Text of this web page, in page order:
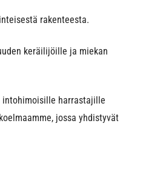
rakenteesta.
keräilijöille ja miekan
harrastajille
jossa yhdistyvät